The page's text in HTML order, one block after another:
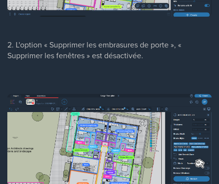
2. L'option « Supprimer les embrasures de porte », «
Supprimer les fenêtres » est désactivée.